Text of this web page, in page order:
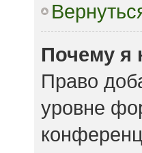
Почему я
Право
уровне